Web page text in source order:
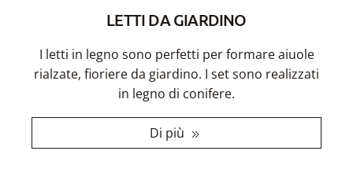
LETTI DA GIARDINO
I letti in legno sono perfetti per formare aiuole
rialzate, fioriere da giardino. I set sono realizzati
in legno di conifere.
Di più